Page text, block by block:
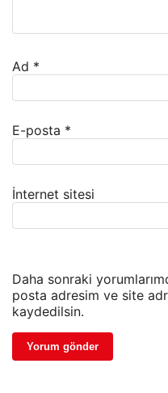
Ad *
E-posta *
İnternet sitesi
Daha sonraki
posta adresim ve site
kaydedilsin.